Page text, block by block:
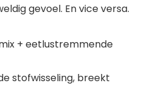
gevoel. En vice versa.
+ eetlustremmende
stofwisseling, breekt